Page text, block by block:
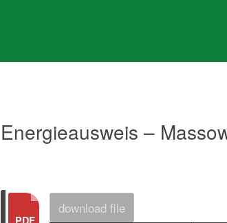
Energieausweis –
download file